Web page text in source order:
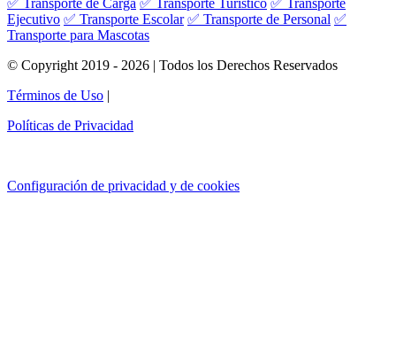
✅ Transporte de Carga ✅ Transporte Turístico ✅ Transporte
Ejecutivo ✅ Transporte Escolar ✅ Transporte de Personal ✅
Transporte para Mascotas
© Copyright 2019 - 2026 | Todos los Derechos Reservados
Términos de Uso |
Políticas de Privacidad
Configuración de privacidad y de cookies